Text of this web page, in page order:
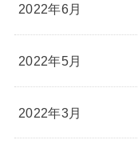
2022年6月
2022年5月
2022年3月